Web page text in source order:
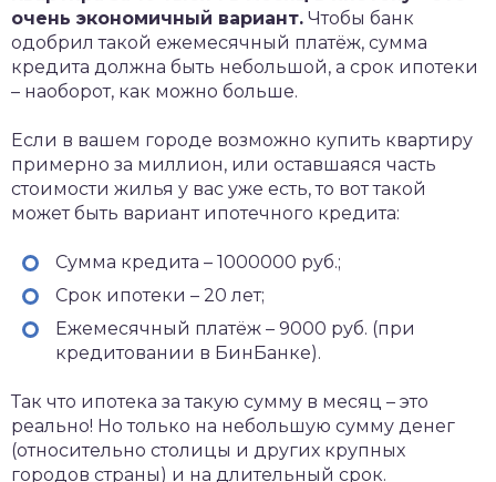
очень экономичный вариант. Чтобы банк
одобрил такой ежемесячный платёж, сумма
кредита должна быть небольшой, а срок ипотеки
– наоборот, как можно больше.
Если в вашем городе возможно купить квартиру
примерно за миллион, или оставшаяся часть
стоимости жилья у вас уже есть, то вот такой
может быть вариант ипотечного кредита:
Сумма кредита – 1000000 руб.;
Срок ипотеки – 20 лет;
Ежемесячный платёж – 9000 руб. (при
кредитовании в БинБанке).
Так что ипотека за такую сумму в месяц – это
реально! Но только на небольшую сумму денег
(относительно столицы и других крупных
городов страны) и на длительный срок.